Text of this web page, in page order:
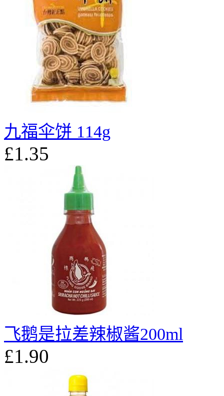
九福伞饼 114g
£1.35
飞鹅是拉差辣椒酱200ml
£1.90